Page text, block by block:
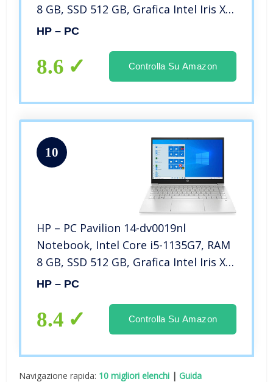
8 GB, SSD 512 GB, Grafica Intel Iris Xe,
Windows 10 Home 64, Schermo 14″
Webcam HP 720p, Argento
HP – PC
8.6 Controlla Su Amazon
10
HP – PC Pavilion 14-dv0019nl
Notebook, Intel Core i5-1135G7, RAM
8 GB, SSD 512 GB, Grafica Intel Iris Xᵉ,
Windows 10 Home, Schermo 14” FHD,
DisplayPort, HDMI, Argento
HP – PC
8.4 Controlla Su Amazon
Navigazione rapida: 10 migliori elenchi |Guida